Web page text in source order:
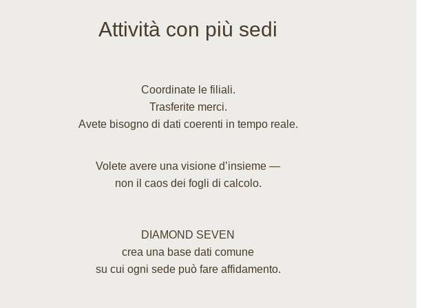
Attività con più sedi
Coordinate le filiali.
Trasferite merci.
Avete bisogno di dati coerenti in tempo reale.
Volete avere una visione d’insieme —
non il caos dei fogli di calcolo.
DIAMOND SEVEN
crea una base dati comune
su cui ogni sede può fare affidamento.